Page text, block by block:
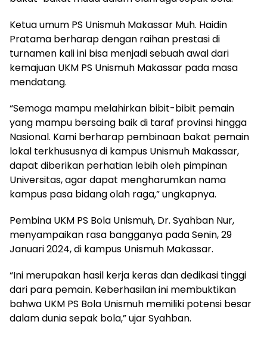
Ketua umum PS Unismuh Makassar Muh. Haidin
Pratama berharap dengan raihan prestasi di
turnamen kali ini bisa menjadi sebuah awal dari
kemajuan UKM PS Unismuh Makassar pada masa
mendatang.
“Semoga mampu melahirkan bibit-bibit pemain
yang mampu bersaing baik di taraf provinsi hingga
Nasional. Kami berharap pembinaan bakat pemain
lokal terkhususnya di kampus Unismuh Makassar,
dapat diberikan perhatian lebih oleh pimpinan
Universitas, agar dapat mengharumkan nama
kampus pasa bidang olah raga,” ungkapnya.
Pembina UKM PS Bola Unismuh, Dr. Syahban Nur,
menyampaikan rasa bangganya pada Senin, 29
Januari 2024, di kampus Unismuh Makassar.
“Ini merupakan hasil kerja keras dan dedikasi tinggi
dari para pemain. Keberhasilan ini membuktikan
bahwa UKM PS Bola Unismuh memiliki potensi besar
dalam dunia sepak bola,” ujar Syahban.